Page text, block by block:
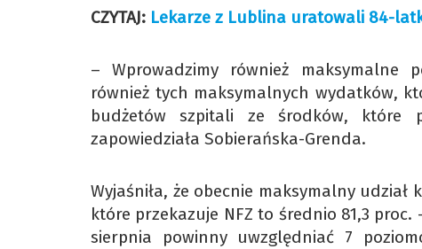
CZYTAJ: Lekarze z Lublina uratowali 84-
– Wprowadzimy również maksymalne
również tych maksymalnych wydatków,
budżetów szpitali ze środków, które
zapowiedziała Sobierańska-Grenda.
Wyjaśniła, że obecnie maksymalny
które przekazuje NFZ to średnio 81,3
sierpnia powinny uwzględniać 7